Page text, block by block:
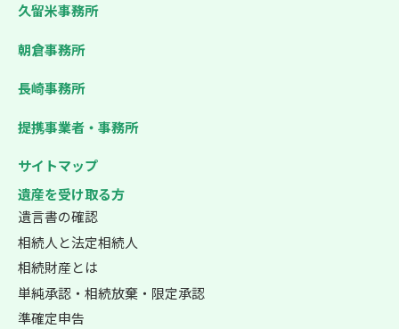
久留米事務所
朝倉事務所
長崎事務所
提携事業者・事務所
サイトマップ
遺産を受け取る方
遺言書の確認
相続人と法定相続人
相続財産とは
単純承認・相続放棄・限定承認
準確定申告